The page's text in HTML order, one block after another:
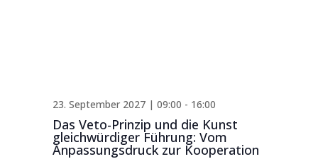
Das Veto-Prinzip und die Kunst
gleichwürdiger Führung: Vom
Anpassungsdruck zur Kooperation
23. September 2027 | 09:00 - 16:00